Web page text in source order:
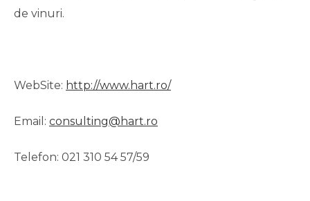
de vinuri.
WebSite: http://www.hart.ro/
Email: consulting@hart.ro
Telefon: 021 310 54 57/59